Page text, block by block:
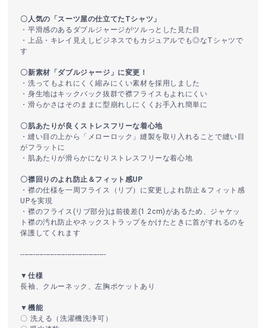
〇人気の「スーツ屋の仕立てたTシャツ」
・平滑感のあるダブルジャージがツルっとした見た目
・上品・キレイ見えしビジネスでもカジュアルでも◎なTシャツで
す
〇新素材「ダブルジャージ」に変更！
・洗ってもよれにくく縮みにくい素材を採用しました
・身生地はキックバック抜群で襟フライスもよれにくい
・滑らかさはそのままに型崩れしにくくお手入れ簡単に
〇肌あたりが良くストレスフリーな着心地
・縫い目の上から「メローロック」縫製を取り入れることで縫い目
がフラットに
・肌あたりが滑らかになりストレスフリーな着心地
〇襟回りのよれ防止＆フィット感UP
・襟の仕様を一周フライス（リブ）に変更しよれ防止＆フィット感
UPを実現
・襟のフライス(リブ部分)は前後差(1.2cm)があるため、ジャケッ
ト襟の汚れ防止やネックストラップをかけたときに首がすれるのを
保護してくれます
----------------------------------------
▼仕様
長袖、クルーネック、左胸ポケットあり
▼機能
〇 洗える（洗濯機洗浄可）